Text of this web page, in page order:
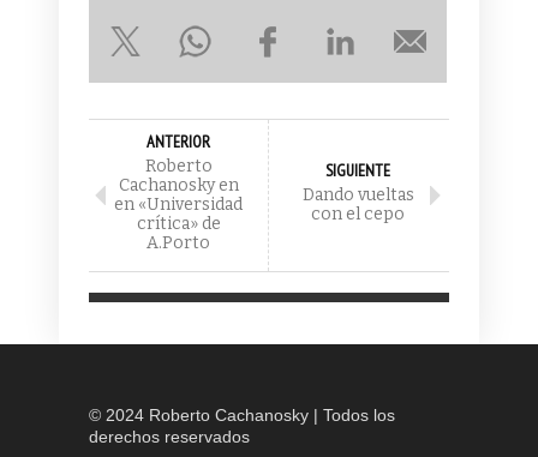
ANTERIOR
Roberto
Cachanosky en
en «Universidad
crítica» de
A.Porto
SIGUIENTE
Dando vueltas
con el cepo
© 2024 Roberto Cachanosky | Todos los
derechos reservados